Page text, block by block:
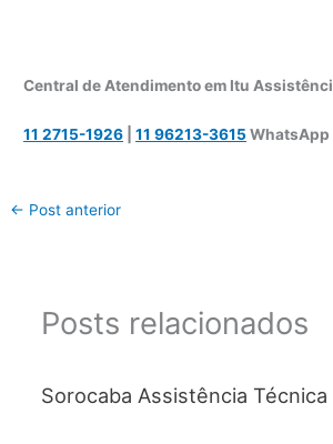
Central de Atendimento em Itu
11 2715-1926 |11 96213-3615 WhatsApp
← Post anterior
Posts relacionados
Sorocaba Assistência Técnica